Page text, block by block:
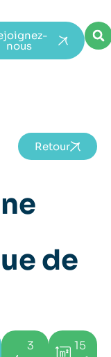
nous
de
Retour
3
15